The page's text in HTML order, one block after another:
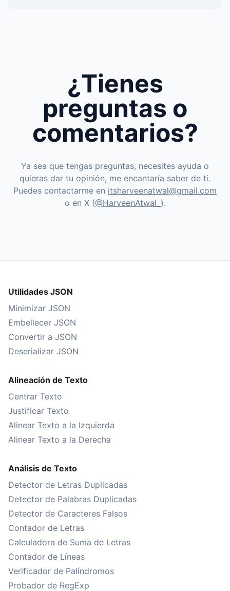
¿Tienes
preguntas o
comentarios?
Ya sea que tengas preguntas, necesites ayuda o
quieras dar tu opinión, me encantaría saber de ti.
Puedes contactarme en itsharveenatwal@gmail.com
o en X (@HarveenAtwal_ ).
Utilidades JSON
Minimizar JSON
Embellecer JSON
Convertir a JSON
Deserializar JSON
Alineación de Texto
Centrar Texto
Justificar Texto
Alinear Texto a la Izquierda
Alinear Texto a la Derecha
Análisis de Texto
Detector de Letras Duplicadas
Detector de Palabras Duplicadas
Detector de Caracteres Falsos
Contador de Letras
Calculadora de Suma de Letras
Contador de Líneas
Verificador de Palíndromos
Probador de RegExp